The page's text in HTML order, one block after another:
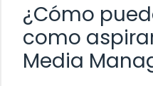
¿Cómo
como
Media